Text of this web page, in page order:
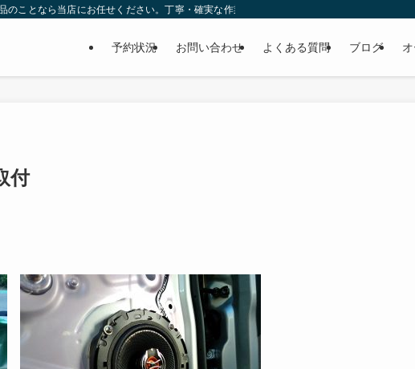
のことなら当店にお任せください。丁寧・確実な作業で個人様だけでなくディーラーの外
予約状況 お問い合わせ よくある質問 ブログ
付